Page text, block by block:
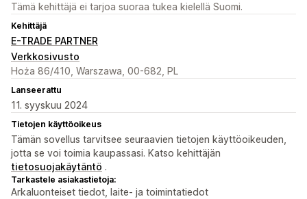
Tämä kehittäjä ei tarjoa suoraa tukea kielellä Suomi.
Kehittäjä
E-TRADE PARTNER
Verkkosivusto
Hoża 86/410, Warszawa, 00-682, PL
Lanseerattu
11. syyskuu 2024
Tietojen käyttöoikeus
Tämän sovellus tarvitsee seuraavien tietojen käyttöoikeuden,
jotta se voi toimia kaupassasi. Katso kehittäjän
tietosuojakäytäntö .
Tarkastele asiakastietoja:
Arkaluonteiset tiedot, laite- ja toimintatiedot